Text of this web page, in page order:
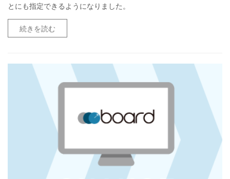
とにも指定できるようになりました。
続きを読む